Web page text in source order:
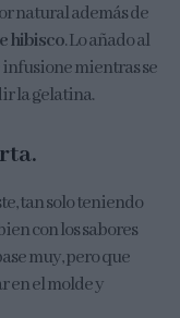
natural además de
hibisco. Lo añado al
infusione mientras se
la gelatina.
tan solo teniendo
con los sabores
muy, pero que
en el molde y